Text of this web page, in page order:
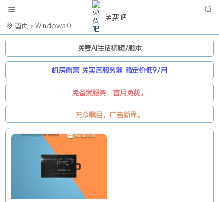
免费吧
首页 Windows10
免费AI生成视频/脚本
机房直营 免实名服务器 稳定价低9/月
免备案服务，首月免费。
万众瞩目，广告新界。